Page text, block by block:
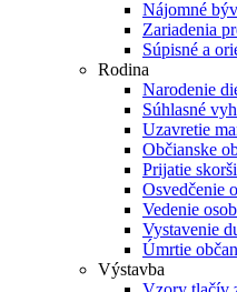
Nájomné
Zariadenia
Súpisné a
Rodina
Narodenie
Súhlasné
Uzavretie
Občianske
Prijatie
Osvedčenie
Vedenie
Vystavenie
Úmrtie
Výstavba